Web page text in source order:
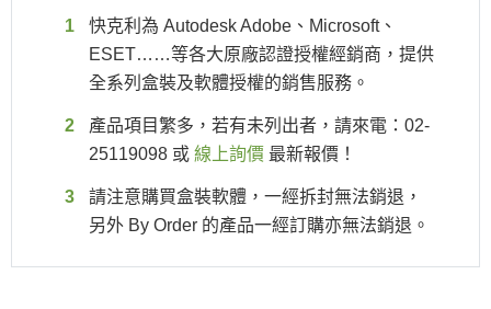
快克利為 Autodesk Adobe、Microsoft、
ESET……等各大原廠認證授權經銷商，提供
全系列盒裝及軟體授權的銷售服務。
產品項目繁多，若有未列出者，請來電：02-
25119098 或 線上詢價 最新報價！
請注意購買盒裝軟體，一經拆封無法銷退，
另外 By Order 的產品一經訂購亦無法銷退。